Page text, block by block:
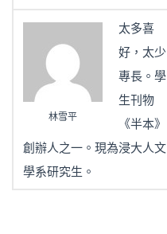
林雪平
太多喜
好，太少
專長。學
生刊物
《半本》
創辦人之一。現為浸大人文
學系研究生。